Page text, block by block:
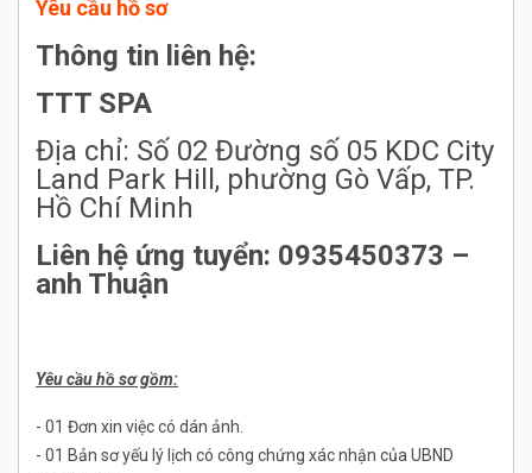
Yêu cầu hồ sơ
Thông tin liên hệ:
TTT SPA
Địa chỉ: Số 02 Đường số 05 KDC City
Land Park Hill, phường Gò Vấp, TP.
Hồ Chí Minh
Liên hệ ứng tuyển: 0935450373 –
anh Thuận
Yêu cầu hồ sơ gồm:
- 01 Đơn xin việc có dán ảnh.
- 01 Bản sơ yếu lý lịch có công chứng xác nhận của UBND